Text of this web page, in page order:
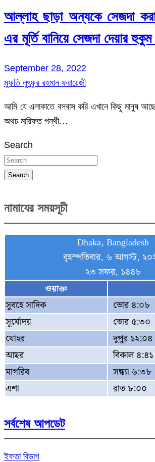
আল্লাহ ছাড়া অন্যকে সেজদা
এর মূর্তি বানিয়ে সেজদা দেয়ার
September 28, 2022
মুফতি লুৎফুর রহমান ফরায়েজী
আমি যে এলাকাতে বসবাস করি এখানে কিছু মানুষ আছে
অথচ মারিফত পন্থী…
Search
Search
নামাযের সময়সূচী
Dhaka, Bangladesh
বৃহস্পতিবার, ৬ আগস্ট,
২৩ সফর, ১৪৪৮
ওয়াক্ত
সুবহে সাদিক
ভোর ৪:০৮
সূর্যোদয়
ভোর ৫:৩০
যোহর
দুপুর ১২:০৪
আছর
বিকাল ৪:৪১
মাগরিব
সন্ধ্যা ৬:৩৮
এশা
রাত ৮:০০
সর্বশেষ আপডেট
ইফতা বিভাগ